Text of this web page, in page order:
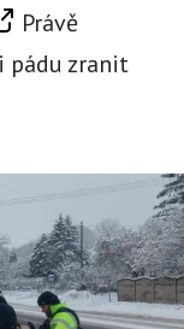
Právě
pádu zranit